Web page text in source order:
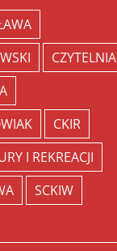
CZYTELNIA
CKIR
I REKREACJI
SCKIW